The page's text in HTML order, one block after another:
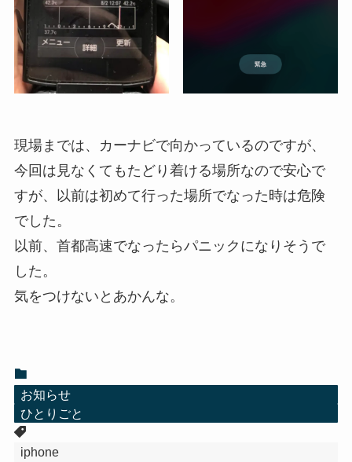
現場までは、カーナビで向かっているのですが、
今回は見なくてもたどり着ける場所なので安心で
すが、以前は初めて行った場所でなった時は危険
でした。
以前、首都高速でなったらパニックになりそうで
した。
気をつけないとあかんな。
お知らせ
ひとりごと
iphone